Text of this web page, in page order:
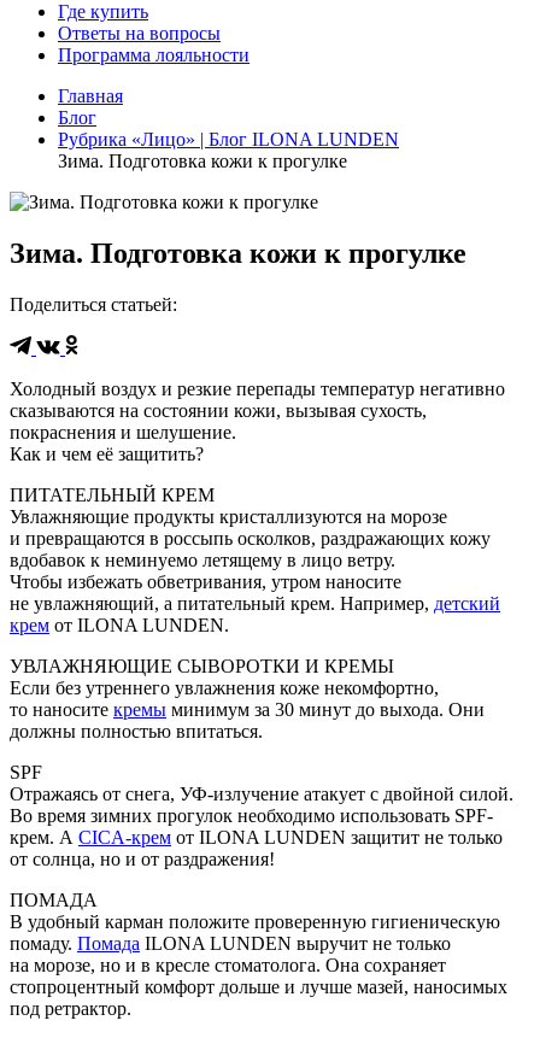
Где купить
Ответы на вопросы
Программа лояльности
Главная
Блог
Рубрика «Лицо» | Блог ILONA LUNDEN
Зима. Подготовка кожи к прогулке
Зима. Подготовка кожи к прогулке
Поделиться статьей:
Холодный воздух и резкие перепады температур негативно
сказываются на состоянии кожи, вызывая сухость,
покраснения и шелушение.
Как и чем её защитить?
ПИТАТЕЛЬНЫЙ КРЕМ
Увлажняющие продукты кристаллизуются на морозе
и превращаются в россыпь осколков, раздражающих кожу
вдобавок к неминуемо летящему в лицо ветру.
Чтобы избежать обветривания, утром наносите
не увлажняющий, а питательный крем. Например, детский
крем от ILONA LUNDEN.
УВЛАЖНЯЮЩИЕ СЫВОРОТКИ И КРЕМЫ
Если без утреннего увлажнения коже некомфортно,
то наносите кремы минимум за 30 минут до выхода. Они
должны полностью впитаться.
SPF
Отражаясь от снега, УФ-излучение атакует с двойной силой.
Во время зимних прогулок необходимо использовать SPF-
крем. А CICA-крем от ILONA LUNDEN защитит не только
от солнца, но и от раздражения!
ПОМАДА
В удобный карман положите проверенную гигиеническую
помаду. Помада ILONA LUNDEN выручит не только
на морозе, но и в кресле стоматолога. Она сохраняет
стопроцентный комфорт дольше и лучше мазей, наносимых
под ретрактор.